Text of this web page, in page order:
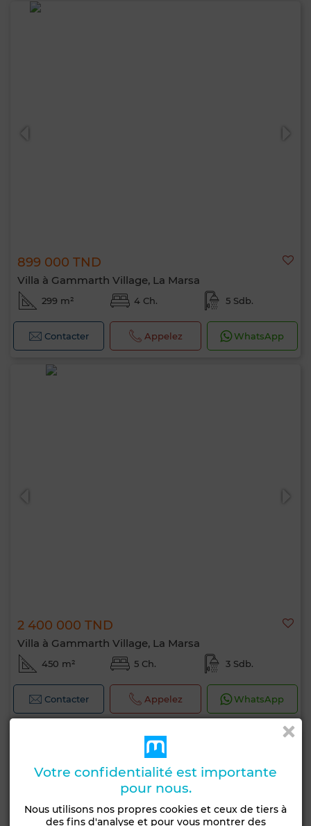
899 000 TND
Villa à Gammarth Village, La Marsa
299 m² 4 Ch. 5 Sdb.
Contacter Appelez WhatsApp
2 400 000 TND
Villa à Gammarth Village, La Marsa
450 m² 5 Ch. 3 Sdb.
Contacter Appelez WhatsApp
Votre confidentialité est importante
pour nous.
Nous utilisons nos propres cookies et ceux de tiers à
des fins d'analyse et pour vous montrer des